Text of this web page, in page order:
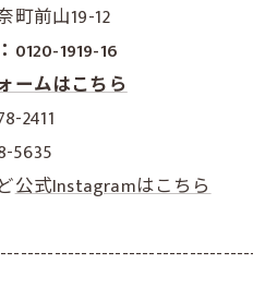
町前山19-12
1919-16
ームはこちら
2411
5635
公式Instagramはこちら